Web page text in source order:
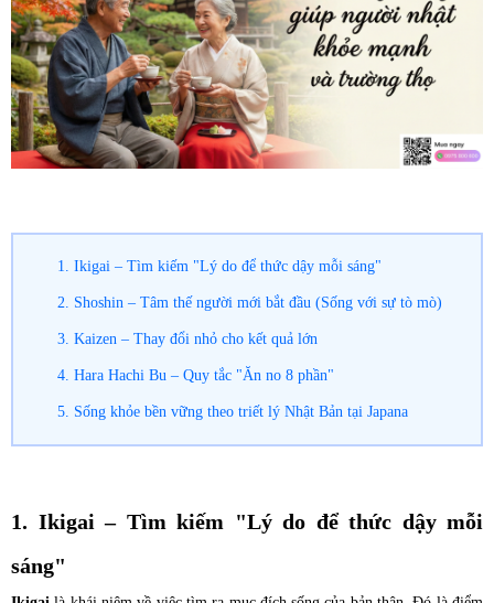
1. Ikigai – Tìm kiếm "Lý do để thức dậy mỗi sáng"
2. Shoshin – Tâm thế người mới bắt đầu (Sống với sự tò mò)
3. Kaizen – Thay đổi nhỏ cho kết quả lớn
4. Hara Hachi Bu – Quy tắc "Ăn no 8 phần"
5. Sống khỏe bền vững theo triết lý Nhật Bản tại Japana
1. Ikigai – Tìm kiếm "Lý do để thức dậy mỗi
sáng"